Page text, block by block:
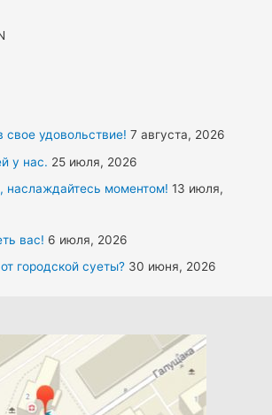
свое удовольствие! 7 августа, 2026
у нас. 25 июля, 2026
наслаждайтесь моментом! 13 июля,
вас! 6 июля, 2026
городской суеты? 30 июня, 2026